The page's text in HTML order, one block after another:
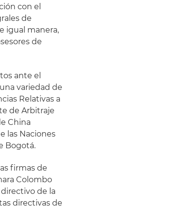
con el
de
igual manera,
de
ante el
variedad de
Relativas a
de Arbitraje
China
las Naciones
Bogotá.
firmas de
Colombo
de la
directivas de